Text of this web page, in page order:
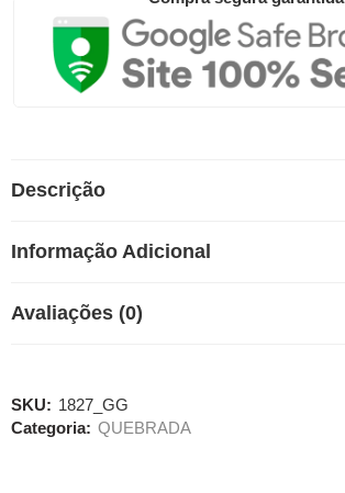
Descrição
Informação Adicional
Avaliações (0)
SKU: 1827_GG
Categoria: QUEBRADA